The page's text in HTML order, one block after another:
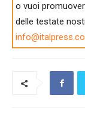
o vuoi
delle testate